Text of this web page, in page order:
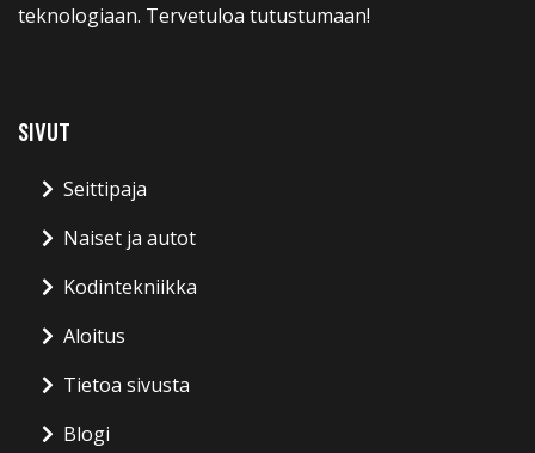
teknologiaan. Tervetuloa tutustumaan!
SIVUT
Seittipaja
Naiset ja autot
Kodintekniikka
Aloitus
Tietoa sivusta
Blogi